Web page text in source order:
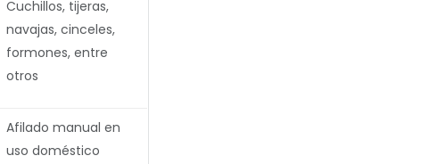
Cuchillos, tijeras,
navajas, cinceles,
formones, entre
otros
Afilado manual en
uso doméstico